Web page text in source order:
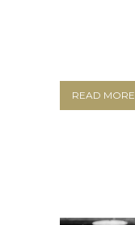
READ MORE